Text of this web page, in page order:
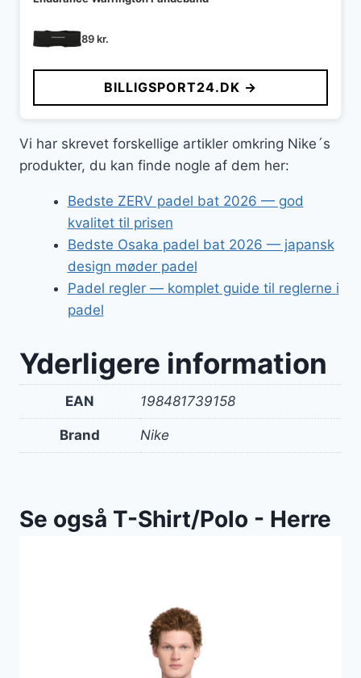
89kr.
BILLIGSPORT24.DK →
Vi har skrevet forskellige artikler omkring Nike´s
produkter, du kan finde nogle af dem her:
Bedste ZERV padel bat 2026 — god
kvalitet til prisen
Bedste Osaka padel bat 2026 — japansk
design møder padel
Padel regler — komplet guide til reglerne i
padel
Yderligere information
EAN 198481739158
Brand Nike
Se også T-Shirt/Polo - Herre